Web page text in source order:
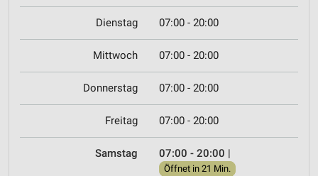
Dienstag 07:00 - 20:00
Mittwoch 07:00 - 20:00
Donnerstag 07:00 - 20:00
Freitag 07:00 - 20:00
Samstag 07:00 - 20:00 |
Öffnet in 21 Min.